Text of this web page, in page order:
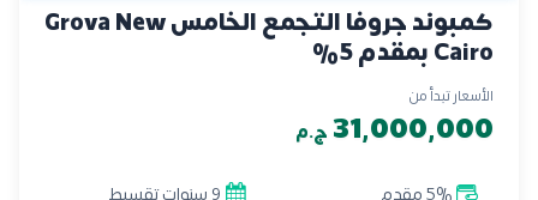
كمبوند جروفا التجمع الخامس Grova New
Cairo بمقدم 5%
الأسعار تبدأ من
31,000,000 ج.م